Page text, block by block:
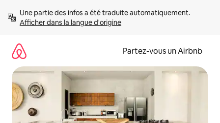
directement
Afficher dans la langue d'origine
Partez-vous un Airbnb